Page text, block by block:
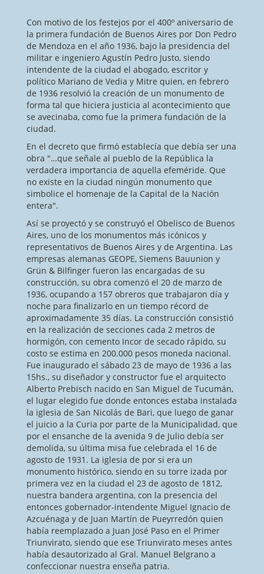
Con motivo de los festejos por el 400º aniversario de
la primera fundación de Buenos Aires por Don Pedro
de Mendoza en el año 1936, bajo la presidencia del
militar e ingeniero Agustín Pedro Justo, siendo
intendente de la ciudad el abogado, escritor y
político Mariano de Vedia y Mitre quien, en febrero
de 1936 resolvió la creación de un monumento de
forma tal que hiciera justicia al acontecimiento que
se avecinaba, como fue la primera fundación de la
ciudad.
En el decreto que firmó establecía que debía ser una
obra "…que señale al pueblo de la República la
verdadera importancia de aquella efeméride. Que
no existe en la ciudad ningún monumento que
simbolice el homenaje de la Capital de la Nación
entera".
Así se proyectó y se construyó el Obelisco de Buenos
Aires, uno de los monumentos más icónicos y
representativos de Buenos Aires y de Argentina. Las
empresas alemanas GEOPE, Siemens Bauunion y
Grün & Bilfinger fueron las encargadas de su
construcción, su obra comenzó el 20 de marzo de
1936, ocupando a 157 obreros que trabajaron día y
noche para finalizarlo en un tiempo récord de
aproximadamente 35 días. La construcción consistió
en la realización de secciones cada 2 metros de
hormigón, con cemento Incor de secado rápido, su
costo se estima en 200.000 pesos moneda nacional.
Fue inaugurado el sábado 23 de mayo de 1936 a las
15hs., su diseñador y constructor fue el arquitecto
Alberto Prebisch nacido en San Miguel de Tucumán,
el lugar elegido fue donde entonces estaba instalada
la iglesia de San Nicolás de Bari, que luego de ganar
el juicio a la Curia por parte de la Municipalidad, que
por el ensanche de la avenida 9 de Julio debía ser
demolida, su última misa fue celebrada el 16 de
agosto de 1931. La iglesia de por si era un
monumento histórico, siendo en su torre izada por
primera vez en la ciudad el 23 de agosto de 1812,
nuestra bandera argentina, con la presencia del
entonces gobernador-intendente Miguel Ignacio de
Azcuénaga y de Juan Martín de Pueyrredón quien
había reemplazado a Juan José Paso en el Primer
Triunvirato, siendo que ese Triunvirato meses antes
había desautorizado al Gral. Manuel Belgrano a
confeccionar nuestra enseña patria.